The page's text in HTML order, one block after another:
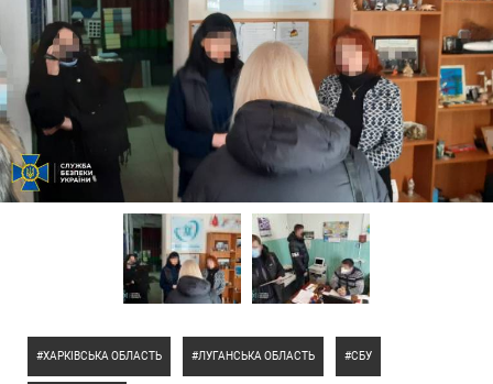
ХАРКІВСЬКА ОБЛАСТЬ ЛУГАНСЬКА ОБЛАСТЬ СБУ